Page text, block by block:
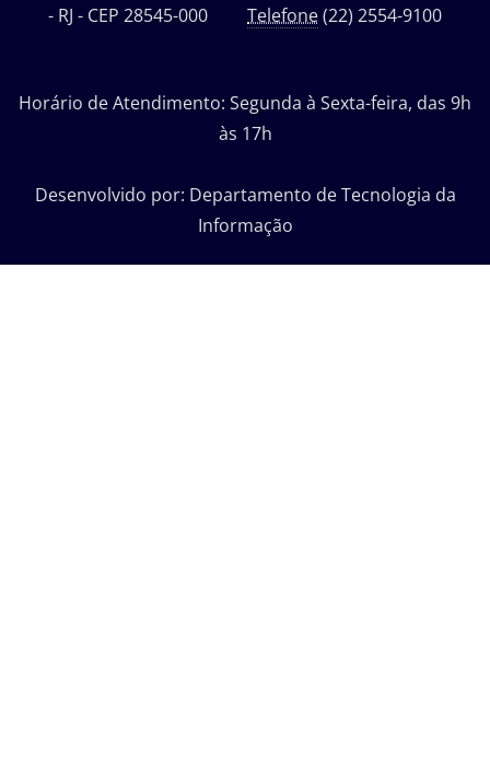
- RJ - CEP 28545-000 Telefone(22) 2554-9100
Horário de Atendimento: Segunda à Sexta-feira, das 9h
às 17h
Desenvolvido por: Departamento de Tecnologia da
Informação